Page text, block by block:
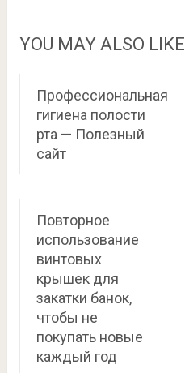
YOU MAY ALSO LIKE
Профессиональная
гигиена полости
рта — Полезный
сайт
Повторное
использование
винтовых
крышек для
закатки банок,
чтобы не
покупать новые
каждый год